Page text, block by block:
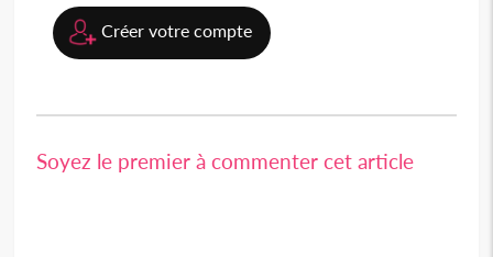
Créer votre compte
Soyez le premier à commenter cet article